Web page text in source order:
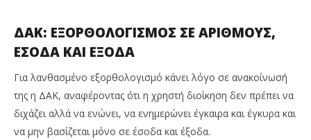
ΔΑΚ: ΕΞΟΡΘΟΛΟΓΙΣΜΟΣ ΣΕ ΑΡΙΘΜΟΥΣ,
ΕΣΟΔΑ ΚΑΙ ΕΞΟΔΑ
Για λανθασμένο εξορθολογισμό κάνει λόγο σε ανακοίνωσή
της η ΔΑΚ, αναφέροντας ότι η χρηστή διοίκηση δεν πρέπει να
διχάζει αλλά να ενώνει, να ενημερώνει έγκαιρα και έγκυρα και
να μην βασίζεται μόνο σε έσοδα και έξοδα.